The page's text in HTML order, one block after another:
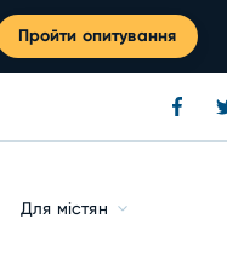
Пройти опитування
Для містян